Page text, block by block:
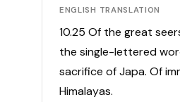
ENGLISH TRANSLATION
10.25 Of the great
the single-lettered
sacrifice of Japa. Of
Himalayas.